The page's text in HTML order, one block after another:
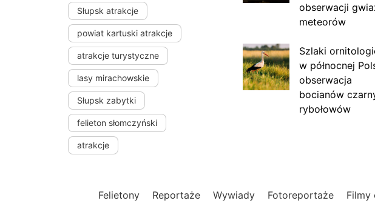
Słupsk atrakcje
powiat kartuski atrakcje
atrakcje turystyczne
lasy mirachowskie
Słupsk zabytki
felieton słomczyński
atrakcje
obserwacji
meteorów
Szlaki
w północnej
obserwacja
bocianów
rybołowów
Felietony Reportaże Wywiady Fotoreportaże Filmy